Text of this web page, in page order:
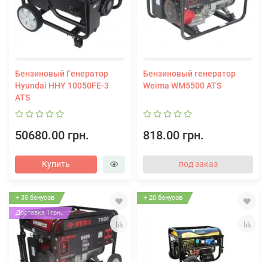
Бензиновый Генератор
Hyundai HHY 10050FE-3
ATS
50680.00 грн.
Купить
Бензиновый генератор
Weima WM5500 ATS
818.00 грн.
под заказ
+ 35 бонусов
Доставка 1грн.
+ 20 бонусов